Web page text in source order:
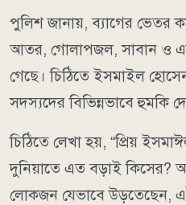
পুলিশ জানায়, ব্যাগের ভেতর
আতর, গোলাপজল, সাবান ও
গেছে। চিঠিতে ইসমাইল
সদস্যদের বিভিন্নভাবে হুমকি
চিঠিতে লেখা হয়, “প্রিয়
দুনিয়াতে এত বড়াই কিসের?
লোকজন যেভাবে উড়তেছেন,